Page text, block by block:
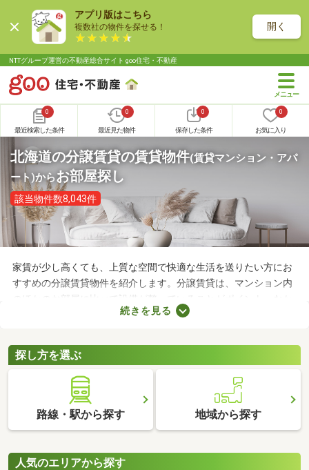
アプリ版はこちら
複数社の物件を探せる！ 開く
NTTグループ運営の不動産総合サイト goo住宅・不動産
0
最近検索した条件
0
最近見た物件
0
保存した条件
0
お気に入り
北海道の分譲賃貸の賃貸物件(賃貸マンション・アパ
ート)からお部屋探し
該当物件数8,043件
家賃が少し高くても、上質な空間で快適な生活を送りたい方にお
すすめの分譲賃貸物件を紹介します。分譲賃貸は、マンション内
のほかのお部屋に比べて設備が整っていることがポイント。なか
には高級感のある内装に整えられた物件もあるので、グレードの
貸物件のなかから、気になるお部屋を見つけてくださいね。
続きを見る
探し方を選ぶ
路線・駅から探す 地域から探す
人気のエリアから探す